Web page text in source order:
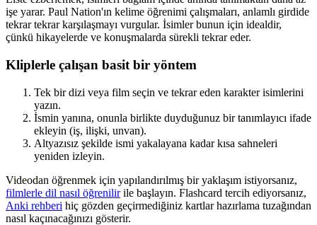
işe yarar. Paul Nation'ın kelime öğrenimi çalışmaları, anlamlı girdide
tekrar tekrar karşılaşmayı vurgular. İsimler bunun için idealdir,
çünkü hikayelerde ve konuşmalarda sürekli tekrar eder.
Kliplerle çalışan basit bir yöntem
Tek bir dizi veya film seçin ve tekrar eden karakter isimlerini
yazın.
İsmin yanına, onunla birlikte duyduğunuz bir tanımlayıcı ifade
ekleyin (iş, ilişki, unvan).
Altyazısız şekilde ismi yakalayana kadar kısa sahneleri
yeniden izleyin.
Videodan öğrenmek için yapılandırılmış bir yaklaşım istiyorsanız,
filmlerle dil nasıl öğrenilirile başlayın. Flashcard tercih ediyorsanız,
Anki rehberi hiç gözden geçirmediğiniz kartlar hazırlama tuzağından
nasıl kaçınacağınızı gösterir.